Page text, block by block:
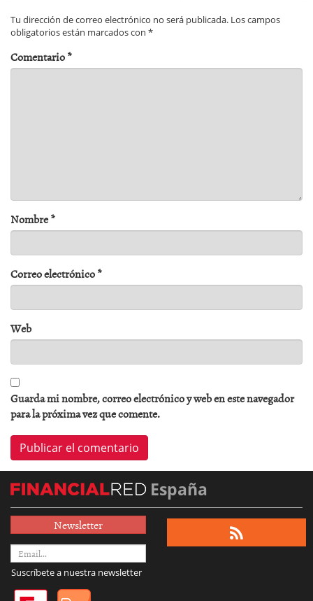
Tu dirección de correo electrónico no será publicada. Los campos
obligatorios están marcados con *
Comentario*
Nombre*
Correo electrónico*
Web
Guarda mi nombre, correo electrónico y web en este navegador
para la próxima vez que comente.
España
Newsletter
Suscríbete a nuestra newsletter